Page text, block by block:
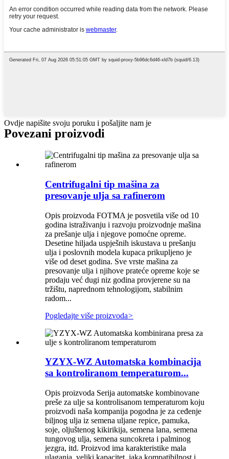
Ovdje napišite svoju poruku i pošaljite nam je
Povezani proizvodi
Centrifugalni tip mašina za
presovanje ulja sa rafinerom
Opis proizvoda FOTMA je posvetila više od 10
godina istraživanju i razvoju proizvodnje mašina
za prešanje ulja i njegove pomoćne opreme.
Desetine hiljada uspješnih iskustava u prešanju
ulja i poslovnih modela kupaca prikupljeno je
više od deset godina. Sve vrste mašina za
presovanje ulja i njihove prateće opreme koje se
prodaju već dugi niz godina provjerene su na
tržištu, naprednom tehnologijom, stabilnim
radom...
Pogledajte više proizvoda>
YZYX-WZ Automatska kombinacija
sa kontroliranom temperaturom...
Opis proizvoda Serija automatske kombinovane
preše za ulje sa kontrolisanom temperaturom koju
proizvodi naša kompanija pogodna je za ceđenje
biljnog ulja iz semena uljane repice, pamuka,
soje, oljuštenog kikirikija, semena lana, semena
tungovog ulja, semena suncokreta i palminog
jezgra, itd. Proizvod ima karakteristike mala
ulaganja, veliki kapacitet, jaka kompatibilnost i